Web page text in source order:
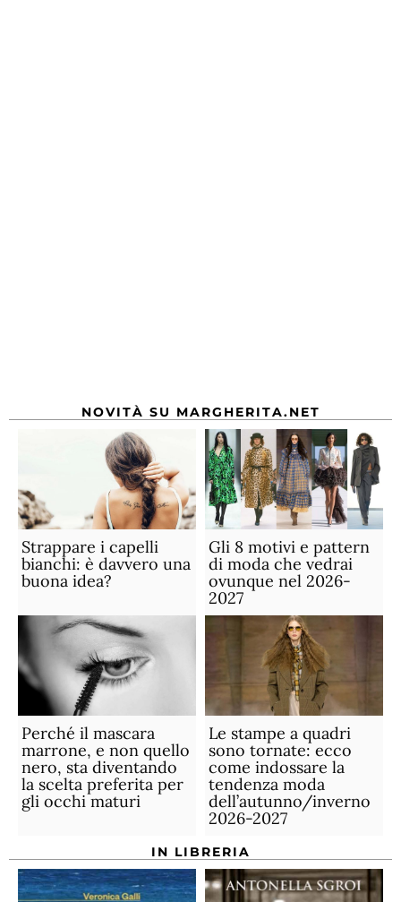
NOVITÀ SU MARGHERITA.NET
Strappare i capelli
bianchi: è davvero una
buona idea?
Gli 8 motivi e pattern
di moda che vedrai
ovunque nel 2026-
2027
Perché il mascara
marrone, e non quello
nero, sta diventando
la scelta preferita per
gli occhi maturi
Le stampe a quadri
sono tornate: ecco
come indossare la
tendenza moda
dell’autunno/inverno
2026-2027
IN LIBRERIA